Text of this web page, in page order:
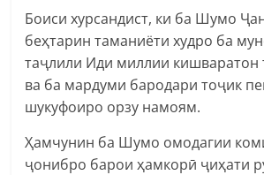
Боиси хурсандист, ки ба Шумо
беҳтарин таманиёти худро ба
таҷлили Иди миллии кишваратон
ва ба мардуми бародари тоҷик
шукуфоиро орзу намоям.
Ҳамчунин ба Шумо омодагии
ҷонибро барои ҳамкорӣ ҷиҳати